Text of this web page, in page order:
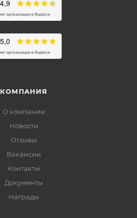
КОМПАНИЯ
О компании
Новости
Отзывы
Вакансии
Контакты
Документы
Награды